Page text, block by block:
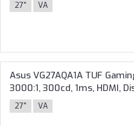
27" VA
Asus VG27AQA1A TUF
3000:1, 300cd, 1ms, HDMI,
27" VA